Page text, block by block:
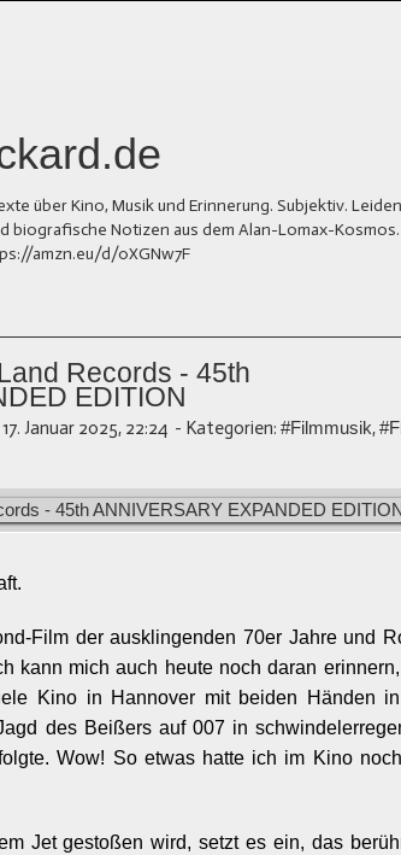
über Kino, Musik und Erinnerung. Subjektiv.
biografische Notizen aus dem Alan-Lomax-
amzn.eu/d/0XGNw7F
Records - 45th
EDITION
17. Januar 2025, 22:24 - Kategorien: #Filmmusik,
Film der ausklingenden 70er Jahre und
kann mich auch heute noch daran
Kino in Hannover mit beiden Händen
des Beißers auf 007 in
Wow! So etwas hatte ich im Kino
Jet gestoßen wird, setzt es ein, das